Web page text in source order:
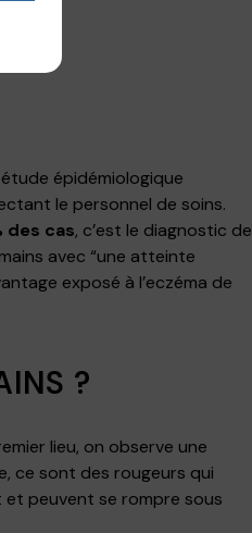
étude épidémiologique
le personnel de soins.
des cas, c’est le diagnostic de
avec “une atteinte
exposé à l’eczéma de
?
lieu, on observe une
ce sont des rougeurs qui
et peuvent se rompre sous